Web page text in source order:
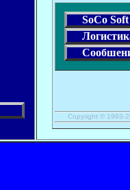
SoCo
Copyright © 1993-